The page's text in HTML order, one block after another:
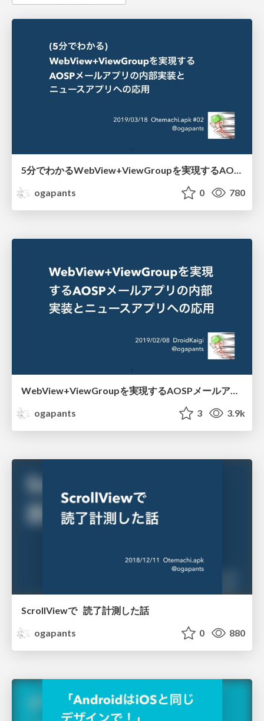
5分でわかるWebView+ViewGroupを実現するAOSPメールアプリの内部実装と ニュースアプリへの応用 / Otemachi.apk02
ogapants
0 780
ogapants
3 3.9k
ScrollViewで 読了計測した話
ogapants
0 880